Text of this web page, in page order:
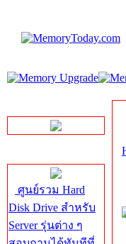
ศูนย์รวม Hard
Disk Drive สำหรับ
Server รุ่นต่าง ๆ